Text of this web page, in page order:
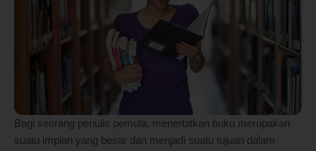
Bagi seorang penulis pemula, menerbitkan buku merupakan
suatu impian yang besar dan menjadi suatu tujuan dalam